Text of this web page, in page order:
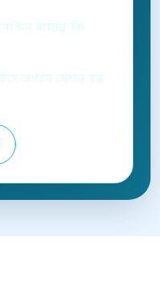
দায়িত্ব কি
লগইন সেশন বন্ধ